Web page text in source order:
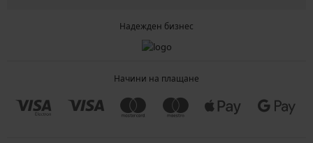
Надежден бизнес
Начини на плащане